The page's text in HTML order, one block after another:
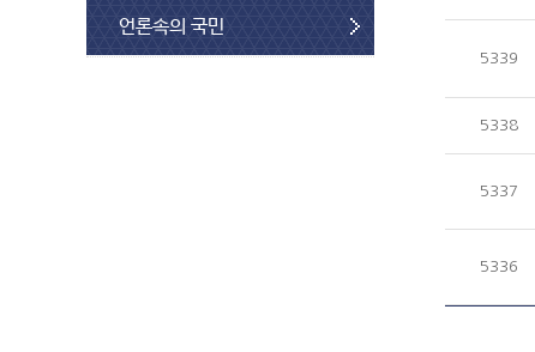
언론속의 국민
5339
5338
5337
5336